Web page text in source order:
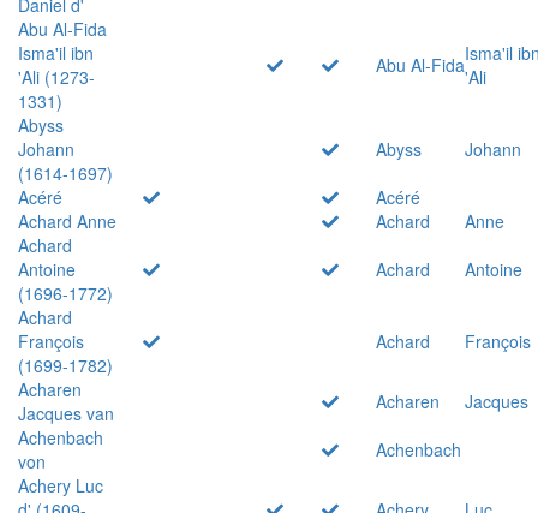
Abu Al-Fida
Isma'il ibn
'Ali (1273-
1331)
Abu Al-FidaIsma'il
'Ali
Abyss
Johann
(1614-1697)
Abyss
Johann
Acéré
Acéré
Achard Anne
Achard
Anne
Achard
Antoine
(1696-1772)
Achard
Antoine
Achard
François
(1699-1782)
Achard
François
Acharen
Jacques van
Acharen
Jacques
Achenbach
von
Achenbach
Achery Luc